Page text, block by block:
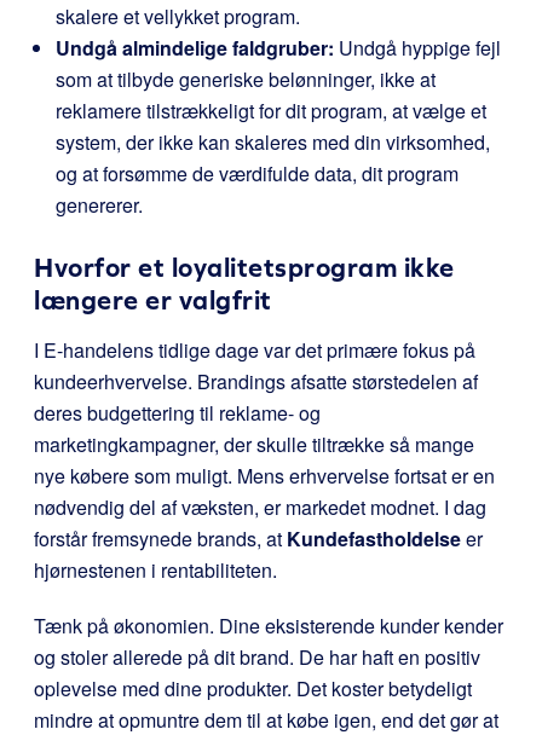
skalere et vellykket program.
Undgå almindelige faldgruber: Undgå hyppige fejl
som at tilbyde generiske belønninger, ikke at
reklamere tilstrækkeligt for dit program, at vælge et
system, der ikke kan skaleres med din virksomhed,
og at forsømme de værdifulde data, dit program
genererer.
Hvorfor et loyalitetsprogram ikke
længere er valgfrit
I E-handelens tidlige dage var det primære fokus på
kundeerhvervelse. Brandings afsatte størstedelen af
deres budgettering til reklame- og
marketingkampagner, der skulle tiltrække så mange
nye købere som muligt. Mens erhvervelse fortsat er en
nødvendig del af væksten, er markedet modnet. I dag
forstår fremsynede brands, at Kundefastholdelseer
hjørnestenen i rentabiliteten.
Tænk på økonomien. Dine eksisterende kunder kender
og stoler allerede på dit brand. De har haft en positiv
oplevelse med dine produkter. Det koster betydeligt
mindre at opmuntre dem til at købe igen, end det gør at